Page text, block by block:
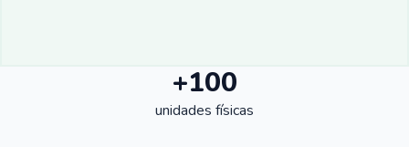
+100
unidades físicas